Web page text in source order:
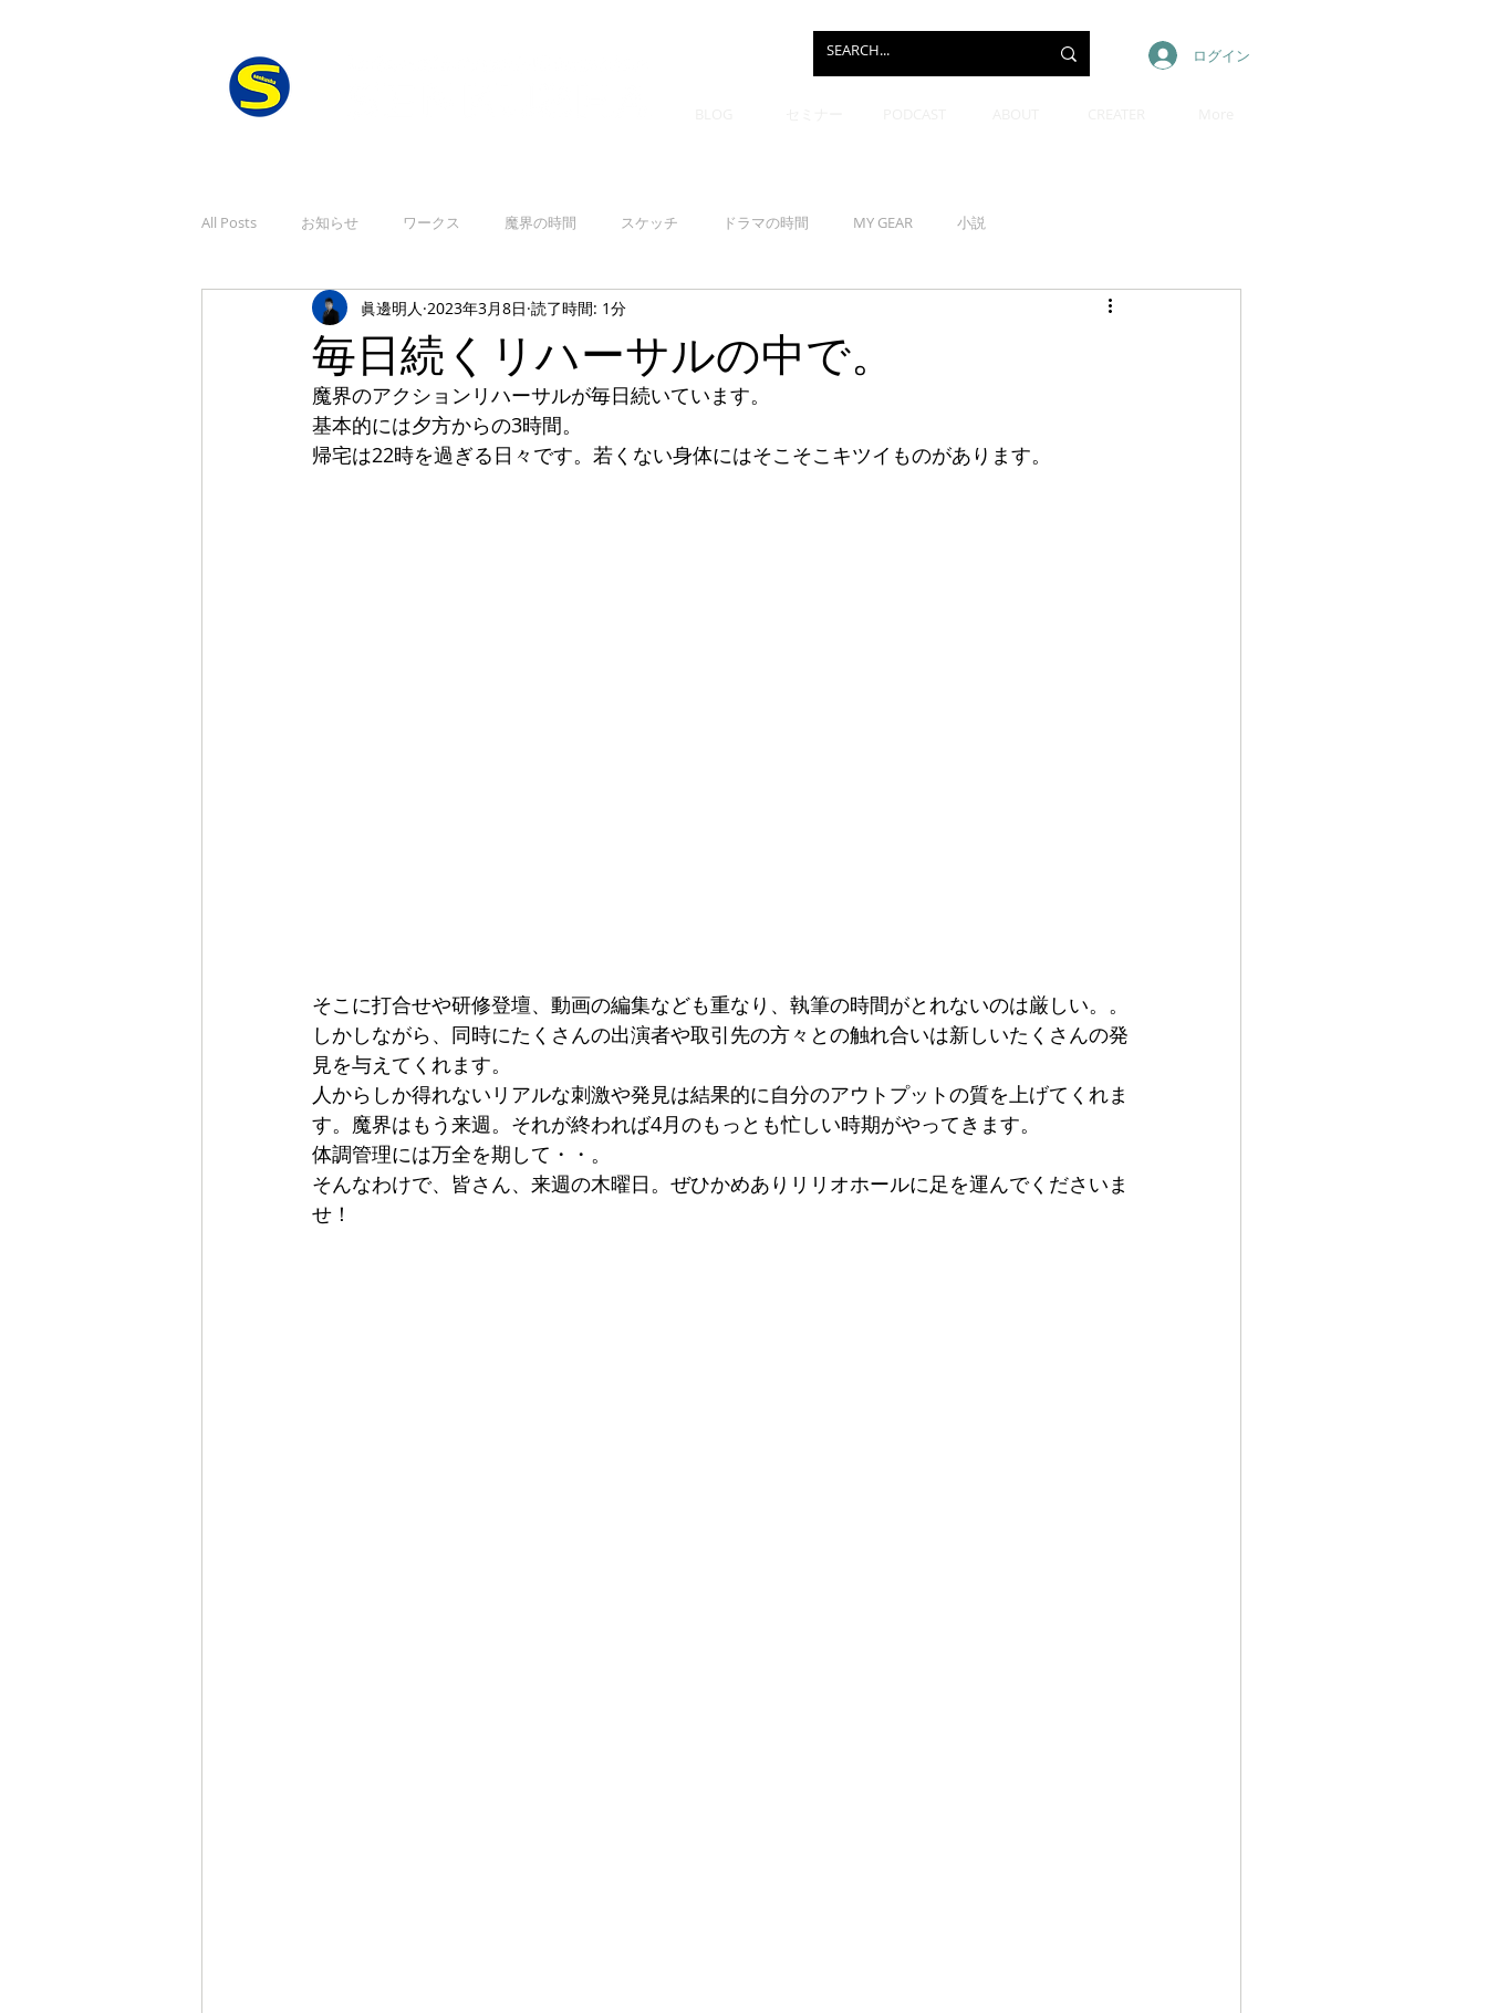
ログイン
All Posts お知らせ ワークス 魔界の時間 スケッチ ドラマの時間 MY GEAR 小説
毎日続くリハーサルの中で。
眞邊明人 2023年3月8日 読了時間: 1分
魔界のアクションリハーサルが毎日続いています。
基本的には夕方からの3時間。
帰宅は22時を過ぎる日々です。若くない身体にはそこそこキツイものがあります。
そこに打合せや研修登壇、動画の編集なども重なり、執筆の時間がとれないのは厳しい。。
しかしながら、同時にたくさんの出演者や取引先の方々との触れ合いは新しいたくさんの発
見を与えてくれます。
人からしか得れないリアルな刺激や発見は結果的に自分のアウトプットの質を上げてくれま
す。魔界はもう来週。それが終われば4月のもっとも忙しい時期がやってきます。
体調管理には万全を期して・・。
そんなわけで、皆さん、来週の木曜日。ぜひかめありリリオホールに足を運んでくださいま
せ！